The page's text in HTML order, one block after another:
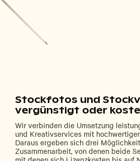
Stockfotos und
vergünstigt oder
Wir verbinden die Umsetzung
und Kreativservices mit
Daraus ergeben sich drei
Zusammenarbeit, von denen beide